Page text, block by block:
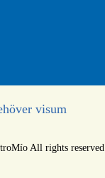
visum
All rights reserved